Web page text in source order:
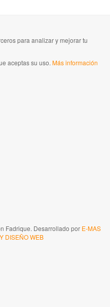
para analizar y mejorar tu
aceptas su uso. Más información
Fadrique. Desarrollado por E-MAS
DISEÑO WEB